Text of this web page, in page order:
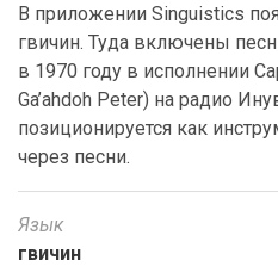
В приложении Singuistics
гвичин. Туда включены
в 1970 году в исполнении
Ga’ahdoh Peter) на радио
позиционируется как
через песни.
Язык
гвичин